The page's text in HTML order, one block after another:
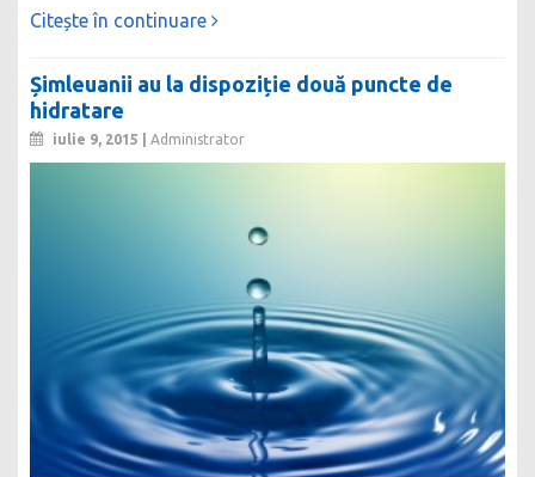
Citește în continuare
Șimleuanii au la dispoziție două puncte de
hidratare
iulie 9, 2015 | Administrator